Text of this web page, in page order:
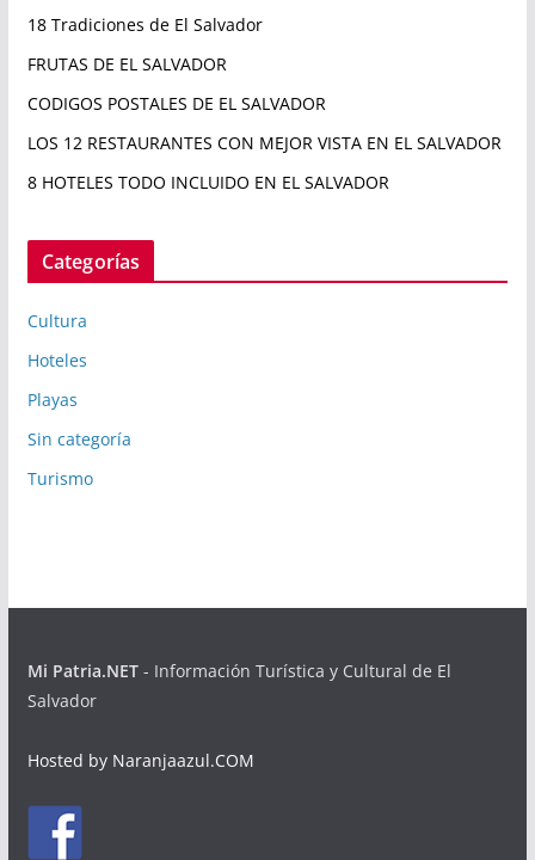
18 Tradiciones de El Salvador
FRUTAS DE EL SALVADOR
CODIGOS POSTALES DE EL SALVADOR
LOS 12 RESTAURANTES CON MEJOR VISTA EN EL SALVADOR
8 HOTELES TODO INCLUIDO EN EL SALVADOR
Categorías
Cultura
Hoteles
Playas
Sin categoría
Turismo
Mi Patria.NET- Información Turística y Cultural de El
Salvador
Hosted by Naranjaazul.COM